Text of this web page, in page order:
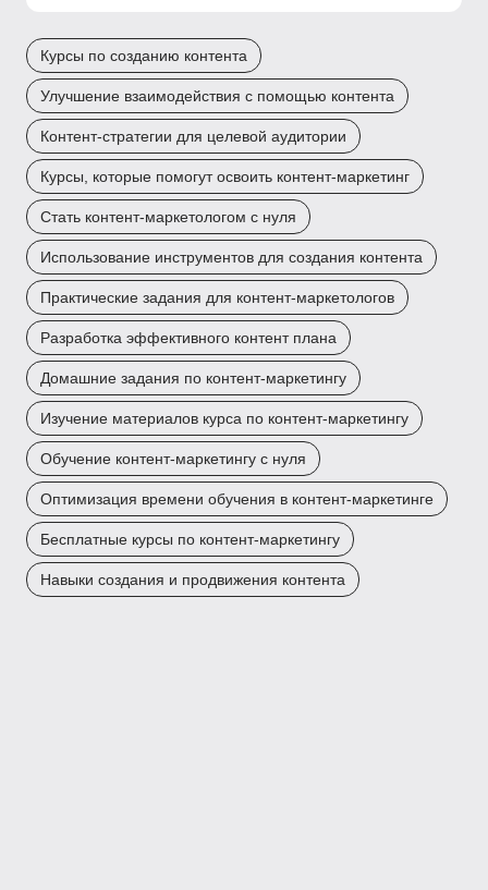
Курсы по созданию контента
Улучшение взаимодействия с помощью контента
Контент-стратегии для целевой аудитории
Курсы, которые помогут освоить контент-маркетинг
Стать контент-маркетологом с нуля
Использование инструментов для создания контента
Практические задания для контент-маркетологов
Разработка эффективного контент плана
Домашние задания по контент-маркетингу
Изучение материалов курса по контент-маркетингу
Обучение контент-маркетингу с нуля
Оптимизация времени обучения в контент-маркетинге
Бесплатные курсы по контент-маркетингу
Навыки создания и продвижения контента